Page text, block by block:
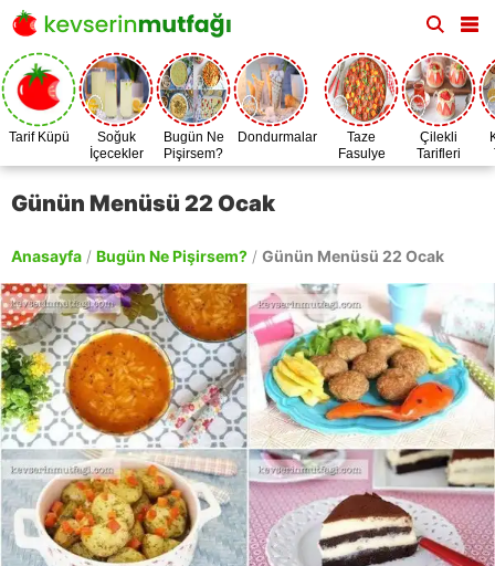
Tarif Küpü
Soğuk
İçecekler
Bugün Ne
Pişirsem?
Dondurmalar
Taze
Fasulye
Zamanı
Çilekli
Tarifleri
Günün Menüsü 22 Ocak
Anasayfa / Bugün Ne Pişirsem? / Günün Menüsü 22 Ocak